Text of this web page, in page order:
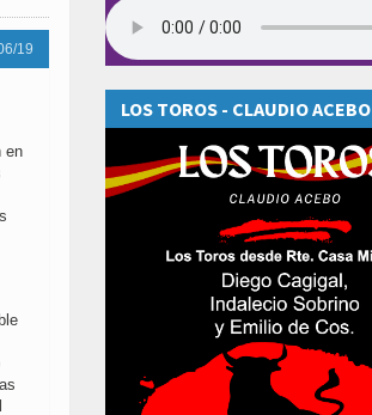
19
en
LOS TOROS - CLAUDIO ACEBO